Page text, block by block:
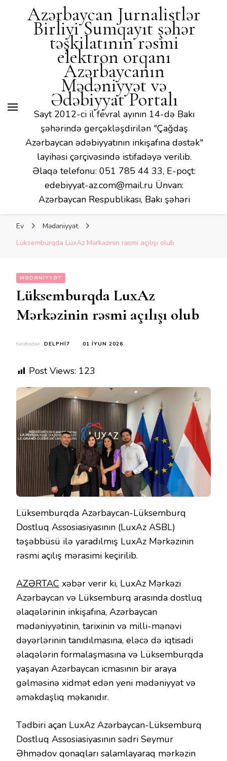
Mədəniyyət və Ədəbiyyat
Portalı
Azərbaycan Jurnalistlər
Birliyi Sumqayıt şəhər
təşkilatının rəsmi
elektron orqanı
Azərbaycanın
Mədəniyyət və
Ədəbiyyat Portalı
Sayt 2012-ci il fevral ayının 14-də Bakı
şəhərində gerçəkləşdirilən "Çağdaş
Azərbaycan ədəbiyyatının inkişafına dəstək"
layihəsi çərçivəsində istifadəyə verilib.
Əlaqə telefonu: 051 785 44 33, E-poçt:
edebiyyat-az.com@mail.ru Ünvan:
Azərbaycan Respublikası, Bakı şəhəri
Ev
Mədəniyyət
Lüksemburqda LuxAz Mərkəzinin rəsmi açılışı olub
MƏDƏNIYYƏT
Lüksemburqda LuxAz
Mərkəzinin rəsmi açılışı olub
tərəfindən DELPHI7 01 İYUN 2026
Post Views: 123
Lüksemburqda Azərbaycan-Lüksemburq
Dostluq Assosiasiyasının (LuxAz ASBL)
təşəbbüsü ilə yaradılmış LuxAz Mərkəzinin
rəsmi açılış mərasimi keçirilib.
AZƏRTAC xəbər verir ki, LuxAz Mərkəzi
Azərbaycan və Lüksemburq arasında dostluq
əlaqələrinin inkişafına, Azərbaycan
mədəniyyətinin, tarixinin və milli-mənəvi
dəyərlərinin tanıdılmasına, eləcə də iqtisadi
əlaqələrin formalaşmasına və Lüksemburqda
yaşayan Azərbaycan icmasının bir araya
gəlməsinə xidmət edən yeni mədəniyyət və
əməkdaşlıq məkanıdır.
Tədbiri açan LuxAz Azərbaycan-Lüksemburq
Dostluq Assosiasiyasının sədri Seymur
Əhmədov qonaqları salamlayaraq mərkəzin